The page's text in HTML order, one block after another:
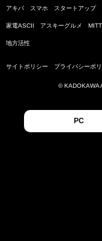
アキバ スマホ スタートアップ
家電ASCII アスキーグルメ
地方活性
サイトポリシー プライバシーポ
© KADOKAWA
PC